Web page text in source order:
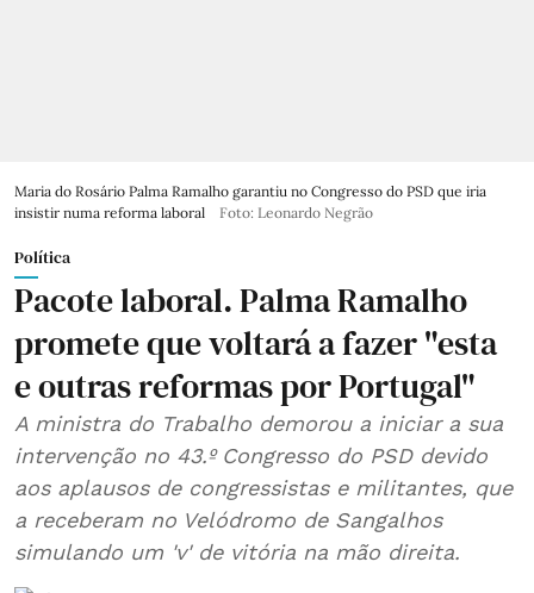
Maria do Rosário Palma Ramalho garantiu no Congresso do PSD que iria
insistir numa reforma laboral
Foto: Leonardo Negrão
Política
Pacote laboral. Palma Ramalho
promete que voltará a fazer "esta
e outras reformas por Portugal"
A ministra do Trabalho demorou a iniciar a sua
intervenção no 43.º Congresso do PSD devido
aos aplausos de congressistas e militantes, que
a receberam no Velódromo de Sangalhos
simulando um 'v' de vitória na mão direita.